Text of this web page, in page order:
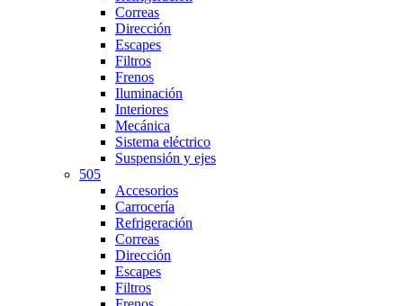
Correas
Dirección
Escapes
Filtros
Frenos
Iluminación
Interiores
Mecánica
Sistema eléctrico
Suspensión y ejes
505
Accesorios
Carrocería
Refrigeración
Correas
Dirección
Escapes
Filtros